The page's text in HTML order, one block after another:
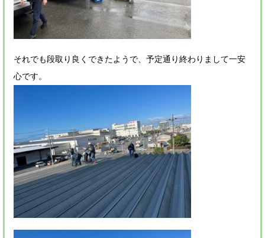
それでも段取り良くできたようで、予定通り終わりまして一安
心です。